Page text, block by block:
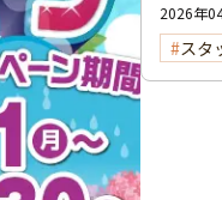
2026年
スタ